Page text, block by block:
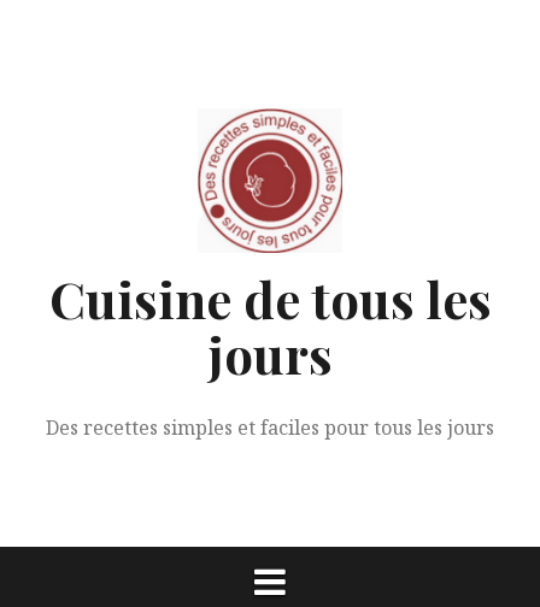
Cuisine de tous les
jours
Des recettes simples et faciles pour tous les jours